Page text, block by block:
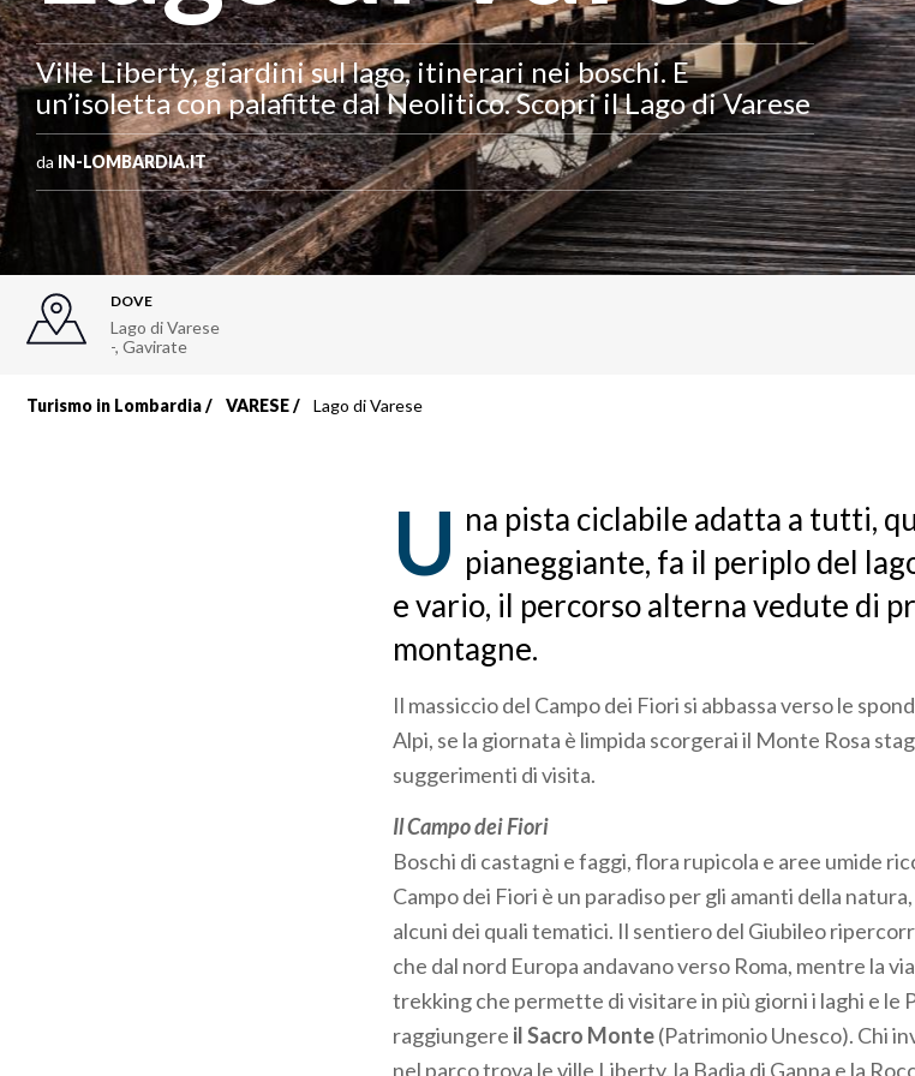
Ville Liberty, giardini sul lago, itinerari nei boschi. E
un’isoletta con palafitte dal Neolitico. Scopri il Lago di Varese
da IN-LOMBARDIA.IT
DOVE
Lago di Varese
-, Gavirate
Turismo in Lombardia VARESE Lago di Varese
U na pista ciclabile adatta a tutti,
pianeggiante, fa il periplo del
e vario, il percorso alterna vedute di
montagne.
Il massiccio del Campo dei Fiori si abbassa verso le
Alpi, se la giornata è limpida scorgerai il Monte Rosa
suggerimenti di visita.
Il Campo dei Fiori
Boschi di castagni e faggi, flora rupicola e aree umide
Campo dei Fiori è un paradiso per gli amanti della
alcuni dei quali tematici. Il sentiero del Giubileo
che dal nord Europa andavano verso Roma, mentre la
trekking che permette di visitare in più giorni i laghi e le
raggiungere il Sacro Monte(Patrimonio Unesco). Chi
nel parco trova le ville Liberty, la Badia di Ganna e la